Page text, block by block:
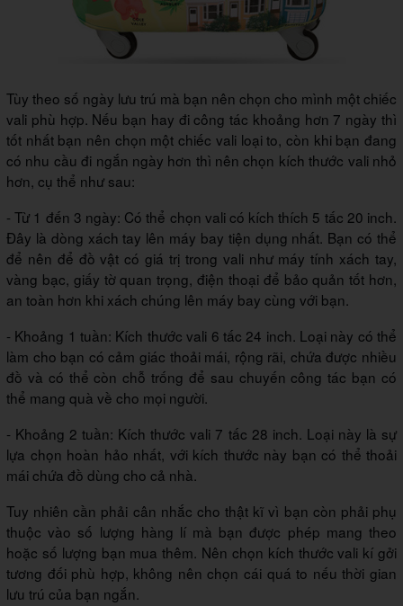
Tùy theo số ngày lưu trú mà bạn nên chọn cho mình một chiếc
vali phù hợp. Nếu bạn hay đi công tác khoảng hơn 7 ngày thì
tốt nhất bạn nên chọn một chiếc vali loại to, còn khi bạn đang
có nhu cầu đi ngắn ngày hơn thì nên chọn kích thước vali nhỏ
hơn, cụ thể như sau:
- Từ 1 đến 3 ngày: Có thể chọn vali có kích thích 5 tấc 20 inch.
Đây là dòng xách tay lên máy bay tiện dụng nhất. Bạn có thể
để nên để đồ vật có giá trị trong vali như máy tính xách tay,
vàng bạc, giấy tờ quan trọng, điện thoại để bảo quản tốt hơn,
an toàn hơn khi xách chúng lên máy bay cùng với bạn.
- Khoảng 1 tuần: Kích thước vali 6 tấc 24 inch. Loại này có thể
làm cho bạn có cảm giác thoải mái, rộng rãi, chứa được nhiều
đồ và có thể còn chỗ trống để sau chuyến công tác bạn có
thể mang quà về cho mọi người.
- Khoảng 2 tuần: Kích thước vali 7 tấc 28 inch. Loại này là sự
lựa chọn hoàn hảo nhất, với kích thước này bạn có thể thoải
mái chứa đồ dùng cho cả nhà.
Tuy nhiên cần phải cân nhắc cho thật kĩ vì bạn còn phải phụ
thuộc vào số lượng hàng lí mà bạn được phép mang theo
hoặc số lượng bạn mua thêm. Nên chọn kích thước vali kí gởi
tương đối phù hợp, không nên chọn cái quá to nếu thời gian
lưu trú của bạn ngắn.